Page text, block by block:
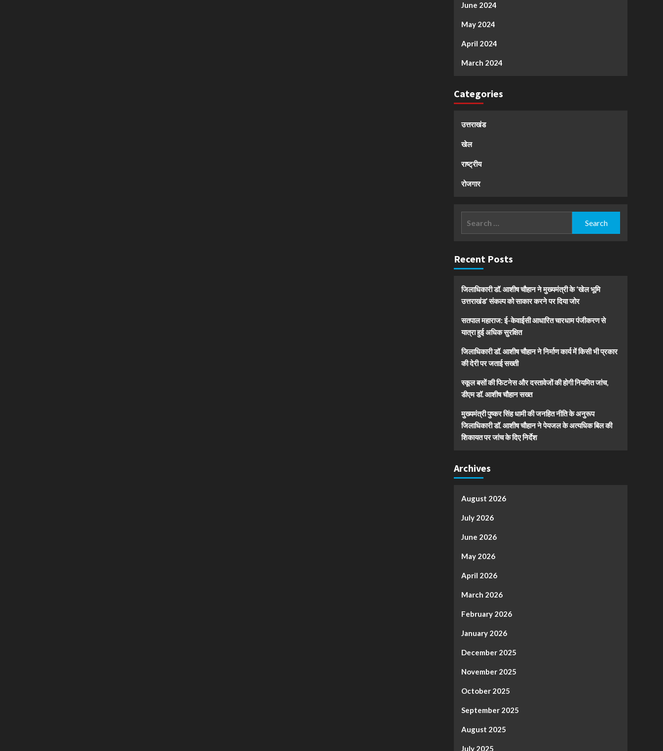
June 2024
May 2024
April 2024
March 2024
Categories
उत्तराखंड
खेल
राष्ट्रीय
रोजगार
Recent Posts
जिलाधिकारी डॉ. आशीष चौहान ने मुख्यमंत्री के ‘खेल भूमि
उत्तराखंड’ संकल्प को साकार करने पर दिया जोर
सतपाल महाराज: ई-केवाईसी आधारित चारधाम पंजीकरण से
यात्रा हुई अधिक सुरक्षित
जिलाधिकारी डॉ. आशीष चौहान ने निर्माण कार्य में किसी भी प्रकार
की देरी पर जताई सख्ती
स्कूल बसों की फिटनेस और दस्तावेजों की होगी नियमित जांच,
डीएम डॉ. आशीष चौहान सख्त
मुख्यमंत्री पुष्कर सिंह धामी की जनहित नीति के अनुरूप
जिलाधिकारी डॉ. आशीष चौहान ने पेयजल के अत्यधिक बिल की
शिकायत पर जांच के दिए निर्देश
Archives
August 2026
July 2026
June 2026
May 2026
April 2026
March 2026
February 2026
January 2026
December 2025
November 2025
October 2025
September 2025
August 2025
July 2025